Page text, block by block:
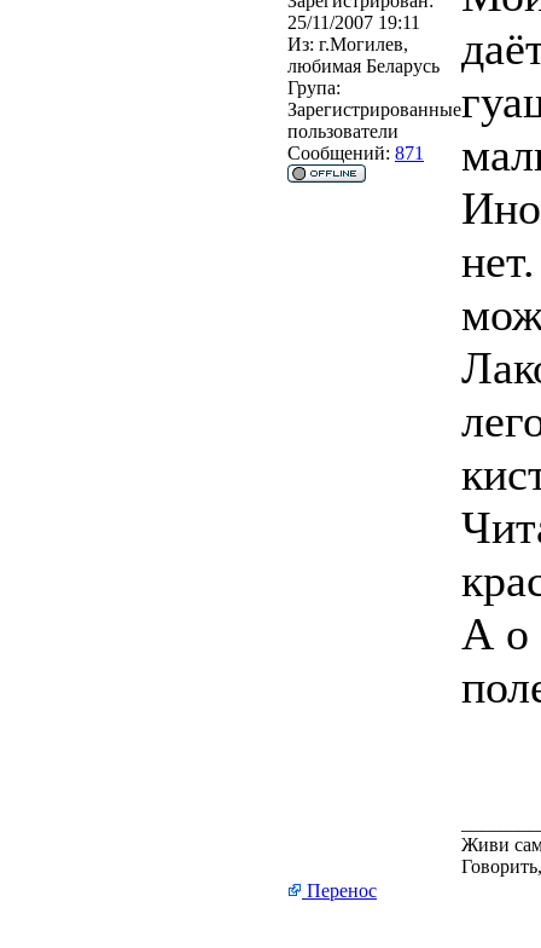
25/11/2007 19:11
Из: г.Могилев,
любимая Беларусь
Група:
Зарегистрированные
пользователи
Сообщений: 871
А о
Живи
Перенос